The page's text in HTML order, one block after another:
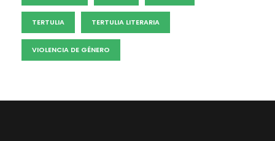
TERTULIA TERTULIA LITERARIA
VIOLENCIA DE GÉNERO